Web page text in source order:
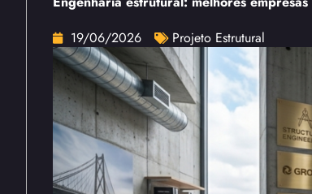
19/06/2026
Projeto Estrutural